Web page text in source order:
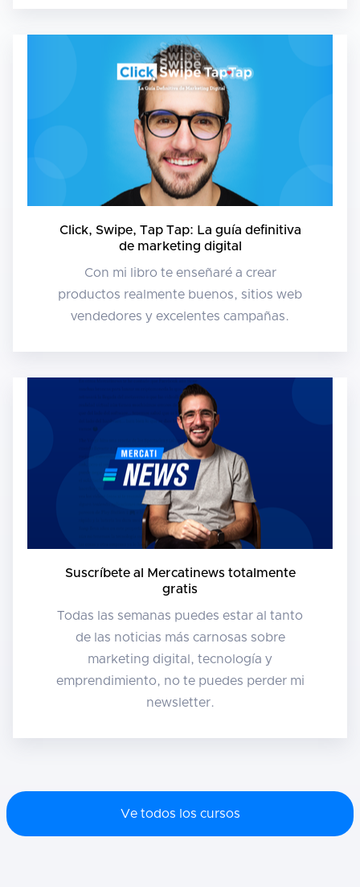
Click, Swipe, Tap Tap: La guía definitiva
de marketing digital
Con mi libro te enseñaré a crear
productos realmente buenos, sitios web
vendedores y excelentes campañas.
Suscríbete al Mercatinews totalmente
gratis
Todas las semanas puedes estar al tanto
de las noticias más carnosas sobre
marketing digital, tecnología y
emprendimiento, no te puedes perder mi
newsletter.
Ve todos los cursos